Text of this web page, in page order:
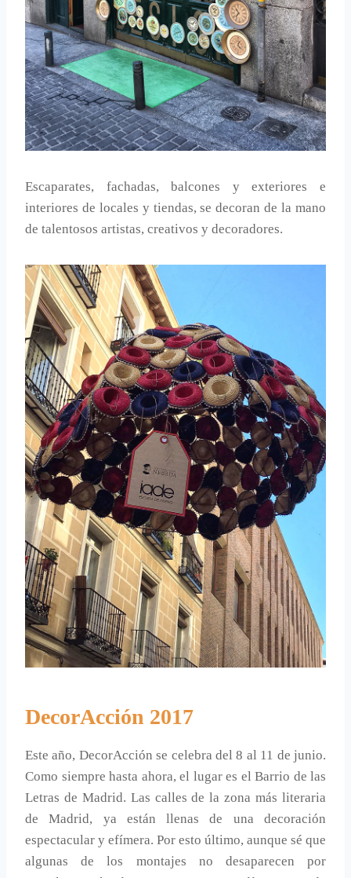
Escaparates, fachadas, balcones y exteriores e
interiores de locales y tiendas, se decoran de la mano
de talentosos artistas, creativos y decoradores.
DecorAcción 2017
Este año, DecorAcción se celebra del 8 al 11 de junio.
Como siempre hasta ahora, el lugar es el Barrio de las
Letras de Madrid. Las calles de la zona más literaria
de Madrid, ya están llenas de una decoración
espectacular y efímera. Por esto último, aunque sé que
algunas de los montajes no desaparecen por